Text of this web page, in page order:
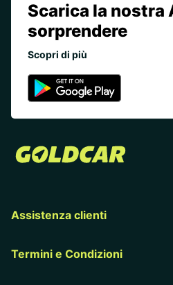
Scarica la nostra
sorprendere
Scopri di più
Assistenza clienti
Termini e Condizioni